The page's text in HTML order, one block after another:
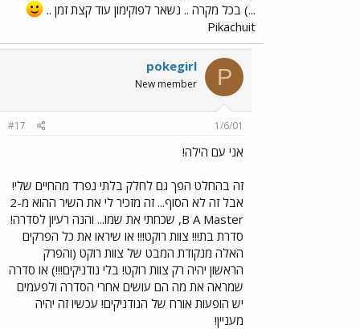
...) בכל מקרה .. נשאר לפוקימון עוד קצת זמן ..
Pikachuit
P
pokegirl
New member
1/6/01
#17
אני עם הילה!
זה בהחלט הפך גם לחלק בלתי נפרד מהחיים שלי!
אבל זה לא הסוף... זה מזכיר לי את השיר ההוא מ-2
B A Master, שכחתי את שמו... והנה רעיון לסדרה!
סדרת בת!!! צוות רוקט!!! או שיראו את כל הפרקים
האלה מנקודת המבט של צוות רוקט (והפרק
הראשון יהיה רק צוות רוקט! בלי נודניקים!!!) או סדרה
שמראה את מה הם עושים אחרי הסדרה ולפעמים
יש הופעות אורח של הנודניקים! עכשיו זה יהיה
מעניין!